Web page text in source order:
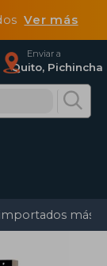
Ver más
Enviar a
Quito, Pichincha
más